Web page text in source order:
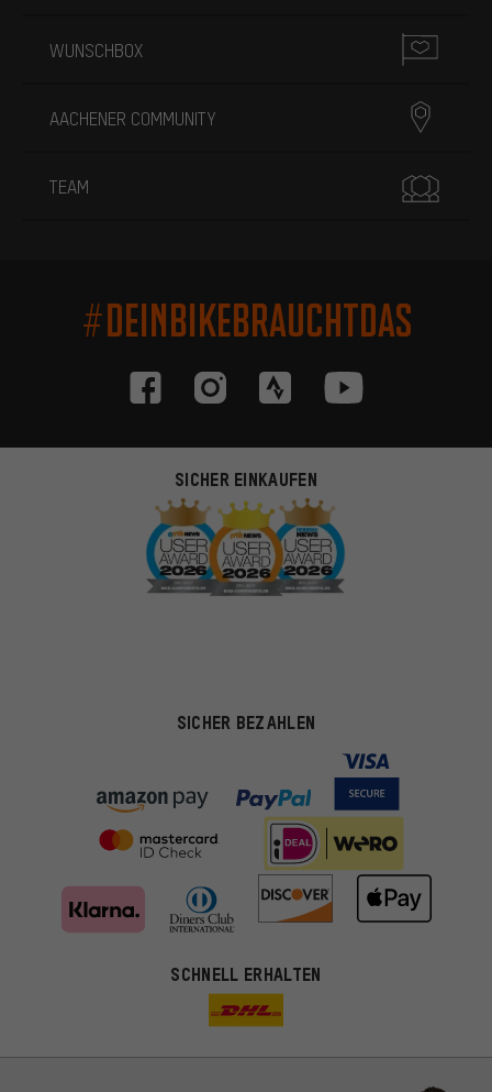
WUNSCHBOX
AACHENER COMMUNITY
TEAM
#DEINBIKEBRAUCHTDAS
SICHER EINKAUFEN
SICHER BEZAHLEN
SCHNELL ERHALTEN